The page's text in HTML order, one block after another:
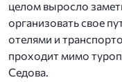
целом выросло
организовать свое
отелями и
проходит мимо
Седова.